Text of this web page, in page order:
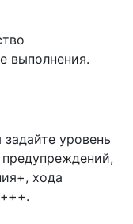
выполнения.
уровень
хода